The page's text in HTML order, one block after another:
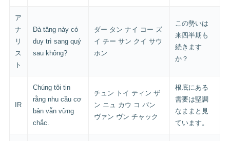
ア
ナ
リ
ス
ト
Đà tăng này có
duy trì sang quý
sau không?
ダー タン ナイ コー ズ
イ チー サン クイ サウ
ホン
この勢いは
来四半期も
続きます
か？
IR
Chúng tôi tin
rằng nhu cầu cơ
bản vẫn vững
chắc.
チュン トイ ティン ザ
ン ニュ カウ コ バン
ヴァン ヴン チャック
根底にある
需要は堅調
なままと見
ています。